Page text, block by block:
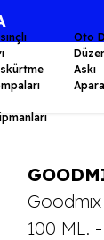
Oto
Askı
100 ML.